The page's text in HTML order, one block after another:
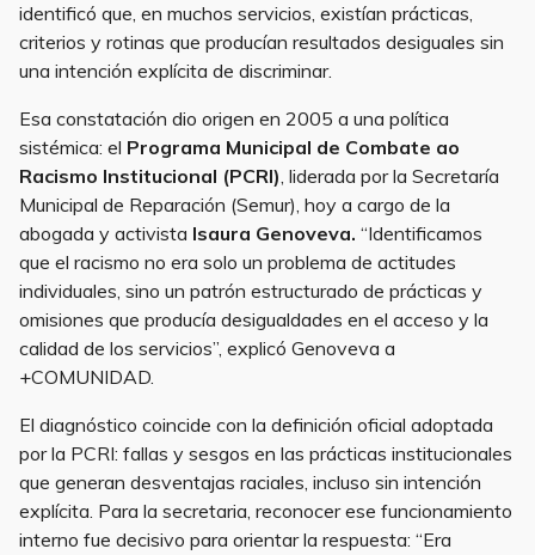
identificó que, en muchos servicios, existían prácticas,
criterios y rotinas que producían resultados desiguales sin
una intención explícita de discriminar.
Esa constatación dio origen en 2005 a una política
sistémica: el Programa Municipal de Combate ao
Racismo Institucional (PCRI), liderada por la Secretaría
Municipal de Reparación (Semur), hoy a cargo de la
abogada y activista Isaura Genoveva. “Identificamos
que el racismo no era solo un problema de actitudes
individuales, sino un patrón estructurado de prácticas y
omisiones que producía desigualdades en el acceso y la
calidad de los servicios”, explicó Genoveva a
+COMUNIDAD.
El diagnóstico coincide con la definición oficial adoptada
por la PCRI: fallas y sesgos en las prácticas institucionales
que generan desventajas raciales, incluso sin intención
explícita. Para la secretaria, reconocer ese funcionamiento
interno fue decisivo para orientar la respuesta: “Era